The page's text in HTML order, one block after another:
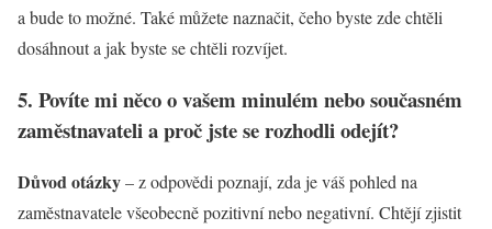
a bude to možné. Také můžete naznačit, čeho byste zde chtěli
dosáhnout a jak byste se chtěli rozvíjet.
5. Povíte mi něco o vašem minulém nebo současném
zaměstnavateli a proč jste se rozhodli odejít?
Důvod otázky– z odpovědi poznají, zda je váš pohled na
zaměstnavatele všeobecně pozitivní nebo negativní. Chtějí zjistit